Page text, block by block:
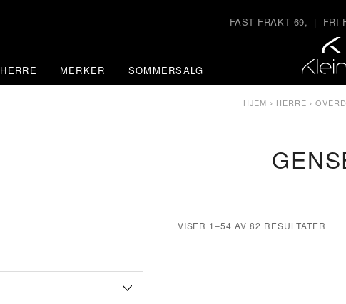
FAST FRAKT 69,- | FRI
HERRE MERKER SOMMERSALG
HJEM › HERRE ›
VISER 1–54 AV 82 RESULTATER